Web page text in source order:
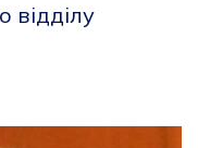
відділу